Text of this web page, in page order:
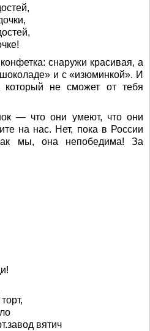
снаружи красивая, а
и с «изюминкой». И
который не сможет от тебя
— что они умеют, что они
на нас. Нет, пока в России
мы, она непобедима! За
вятич